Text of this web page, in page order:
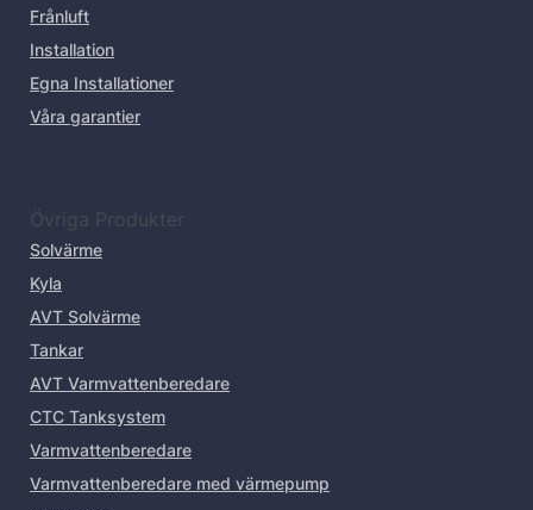
Frånluft
Installation
Egna Installationer
Våra garantier
Övriga Produkter
Solvärme
Kyla
AVT Solvärme
Tankar
AVT Varmvattenberedare
CTC Tanksystem
Varmvattenberedare
Varmvattenberedare med värmepump